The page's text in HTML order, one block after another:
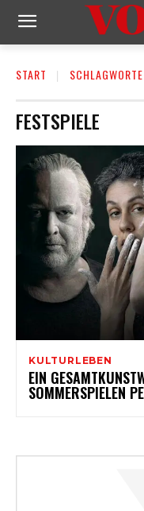
START SCHLAGWORTE
FESTSPIELE
KULTURLEBEN
EIN
SOMMERSPIELEN